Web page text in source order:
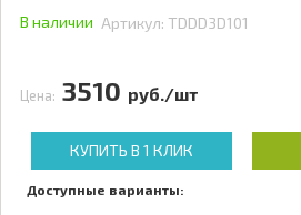
В наличии Артикул: TDDD3D101
Цена: 3510 руб./шт
КУПИТЬ В 1 КЛИК
Доступные варианты: